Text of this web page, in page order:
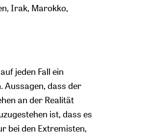
Irak, Marokko,
jeden Fall ein
dass der
an der Realität
ist, dass es
bei den Extremisten,